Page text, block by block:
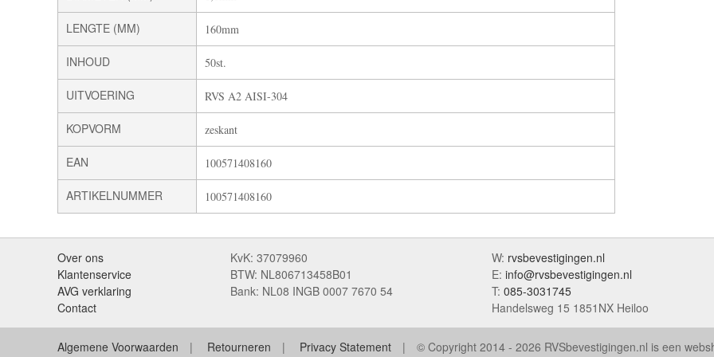
LENGTE (MM) 160mm
INHOUD 50st.
UITVOERING RVS A2 AISI-304
KOPVORM zeskant
EAN 100571408160
ARTIKELNUMMER 100571408160
Over ons
Klantenservice
AVG verklaring
Contact
KvK: 37079960
BTW: NL806713458B01
Bank: NL08 INGB 0007 7670 54
W: rvsbevestigingen.nl
E: info@rvsbevestigingen.nl
T: 085-3031745
Handelsweg 15 1851NX Heiloo
Algemene Voorwaarden Retourneren Privacy Statement © Copyright 2014 - 2026 RVSbevestigingen.nl is een